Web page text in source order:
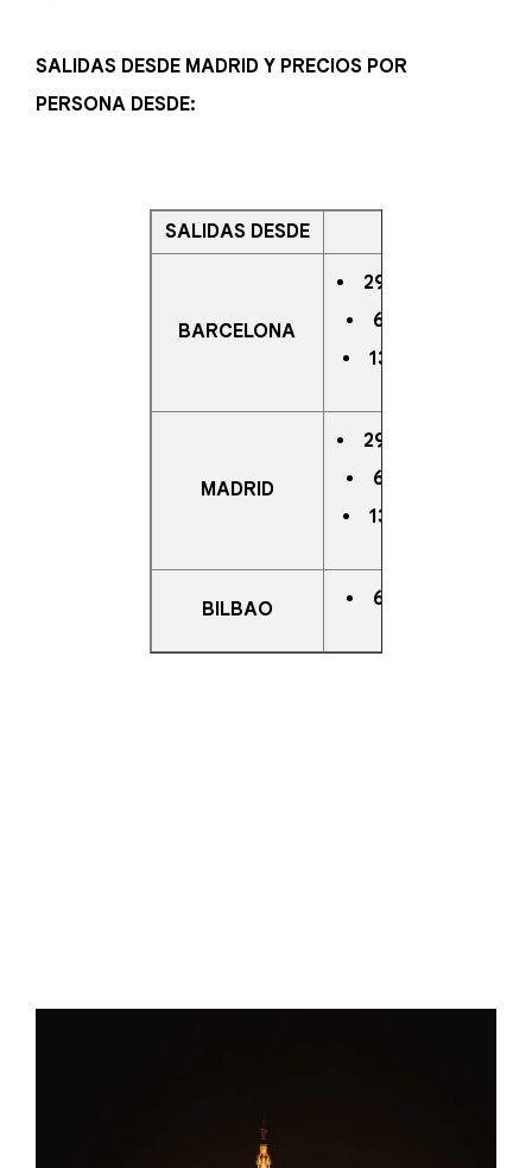
SALIDAS DESDE MADRID Y PRECIOS POR
PERSONA DESDE:
SALIDAS DESDE
BARCELONA
29 DE NOVIEMBRE
6 DE DICIEMBRE
13 DE DICIEMBRE
MADRID
29 DE NOVIEMBRE
6 DE DICIEMBRE
13 DE DICIEMBRE
BILBAO 6 DE DICIEMBRE